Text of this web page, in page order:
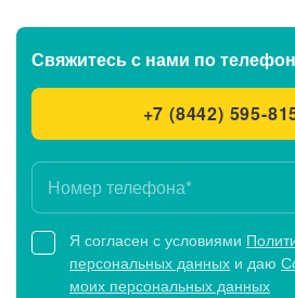
Свяжитесь с нами по
+7 (8442) 595-
Я согласен с условиями
персональных данных и даю
моих персональных данных